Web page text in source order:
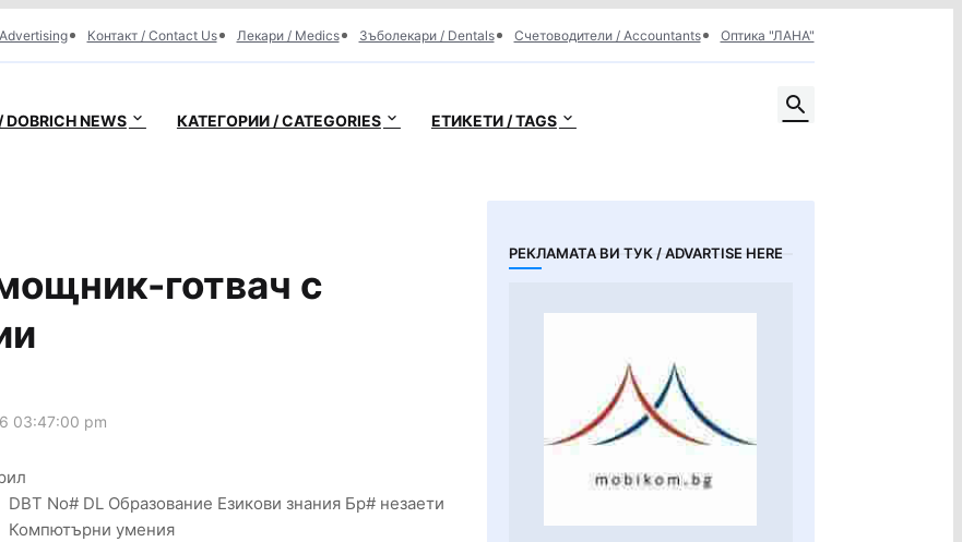
Контакт / Contact Us Лекари / Medics Зъболекари / Dentals Счетоводители / Accountants Оптика "ЛАНА"
NEWS КАТЕГОРИИ / CATEGORIES ЕТИКЕТИ / TAGS
готвач с
03:47:00 pm
DBT No# DL Образование Езикови знания Бр# незаети
Компютърни умения
РЕКЛАМАТА ВИ ТУК / ADVARTISE HERE